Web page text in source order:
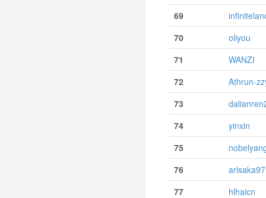
69
70
oliyou
71
WANZI
72
Athrun-
73
74
yinxin
75
76
arisaka97
77
hlhaicn